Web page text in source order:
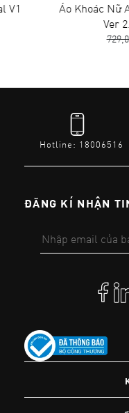
Áo Khoác Nữ
Ver 2.0
729,000₫
Hotline: 18006516
ĐĂNG KÍ NHẬN